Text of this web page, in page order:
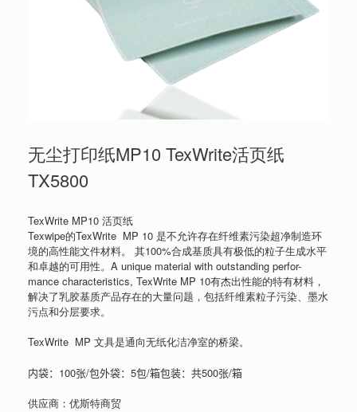
无尘打印纸MP10 TexWrite活页纸
TX5800
TexWrite MP10 活页纸
Texwipe的TexWrite MP 10 是不允许存在纤维素污染超净制造环
境的高性能文件材料。 其100%合成基质具有极低的粒子生成水平
和卓越的可用性。A unique material with outstanding perfor-
mance characteristics, TexWrite MP 10有杰出性能的特有材料，
解决了乳胶基质产品存在的大量问题，包括纤维素粒子污染、墨水
污点和分层要求。
TexWrite MP 文具是通向无纸化洁净室的桥梁。
内袋：100张/包外袋：5包/箱包装：共500张/箱
供应商：优斯特商贸